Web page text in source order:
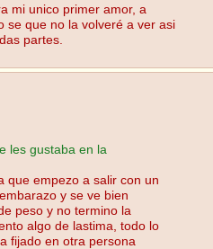
mi unico primer amor, a
se que no la volveré a ver asi
partes.
les gustaba en la
que empezo a salir con un
y se ve bien
peso y no termino la
algo de lastima, todo lo
fijado en otra persona